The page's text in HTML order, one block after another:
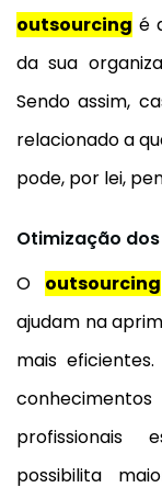
outsourcing é
da sua
Sendo assim,
relacionado a
pode, por lei,
Otimização
O outsourcing
ajudam na
mais
profissionais
possibilita